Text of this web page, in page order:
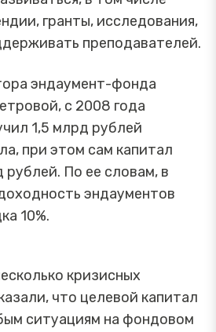
гранты, исследования,
преподавателей.
эндаумент-фонда
с 2008 года
1,5 млрд рублей
при этом сам капитал
рублей. По ее словам, в
эндаументов
10%.
кризисных
что целевой капитал
ситуациям на фондовом